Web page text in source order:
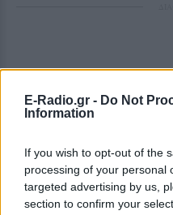
E-Radio.gr - Do Not
Information
If you wish to opt-out of the
processing of your personal
targeted advertising by us,
section to confirm your